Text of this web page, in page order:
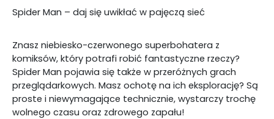
Spider Man – daj się uwikłać w pajęczą sieć
Znasz niebiesko-czerwonego superbohatera z
komiksów, który potrafi robić fantastyczne rzeczy?
Spider Man pojawia się także w przeróżnych grach
przeglądarkowych. Masz ochotę na ich eksplorację? Są
proste i niewymagające technicznie, wystarczy trochę
wolnego czasu oraz zdrowego zapału!